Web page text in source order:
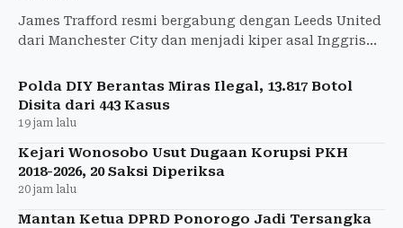
James Trafford resmi bergabung dengan Leeds United
dari Manchester City dan menjadi kiper asal Inggris
Polda DIY Berantas Miras Ilegal, 13.817 Botol
Disita dari 443 Kasus
19 jam lalu
Kejari Wonosobo Usut Dugaan Korupsi PKH
2018-2026, 20 Saksi Diperiksa
20 jam lalu
Mantan Ketua DPRD Ponorogo Jadi Tersangka